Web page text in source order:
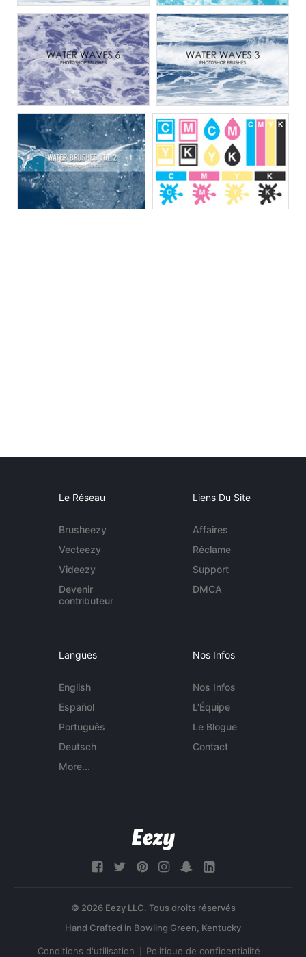
Le Réseau
Brusheezy
Vecteezy
Videezy
Devenir
contributeur
Liens Du Site
Affaires
Réclame
Support
DMCA
Langues
English
Español
Português
Deutsch
More...
Nos Infos
Nos Infos
L'Équipe
Le Blogue
Contact
© 2026 Eezy LLC. Tous droits réservés
Conditions d'utilisation Politique de confidentialité